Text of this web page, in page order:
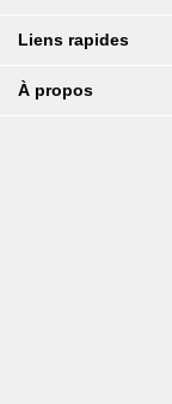
Liens rapides
À propos